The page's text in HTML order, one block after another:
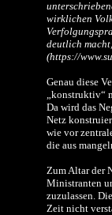
wirklichen
deutlich
(https://
Genau diese
„konstruktiv“
Da wird das
Netz
wie vor
die aus
Zum Altar der
Ministranten
zuzulassen.
Zeit nicht